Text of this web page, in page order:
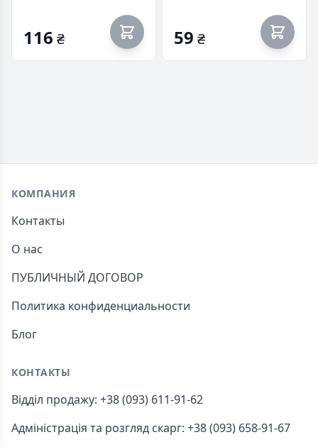
116 ₴ 59 ₴
Footer
КОМПАНИЯ
Контакты
О нас
ПУБЛИЧНЫЙ ДОГОВОР
Политика конфиденциальности
Блог
КОНТАКТЫ
Відділ продажу: +38 (093) 611-91-62
Адміністрація та розгляд скарг: +38 (093) 658-91-67